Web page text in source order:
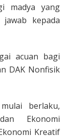
madya yang
kepada
acuan bagi
DAK Nonfisik
berlaku,
Ekonomi
Kreatif